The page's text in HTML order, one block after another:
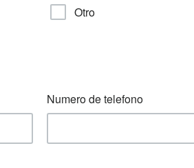
Otro
Numero de telefono